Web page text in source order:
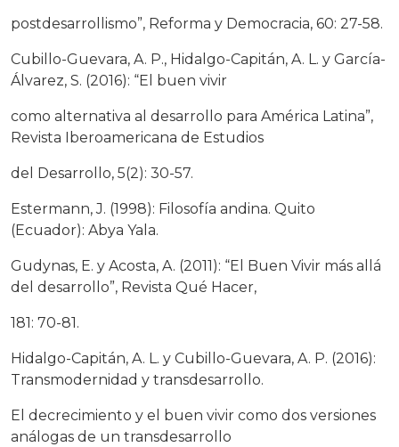
postdesarrollismo”, Reforma y Democracia, 60: 27-58.
Cubillo-Guevara, A. P., Hidalgo-Capitán, A. L. y García-
Álvarez, S. (2016): “El buen vivir
como alternativa al desarrollo para América Latina”,
Revista Iberoamericana de Estudios
del Desarrollo, 5(2): 30-57.
Estermann, J. (1998): Filosofía andina. Quito
(Ecuador): Abya Yala.
Gudynas, E. y Acosta, A. (2011): “El Buen Vivir más allá
del desarrollo”, Revista Qué Hacer,
181: 70-81.
Hidalgo-Capitán, A. L. y Cubillo-Guevara, A. P. (2016):
Transmodernidad y transdesarrollo.
El decrecimiento y el buen vivir como dos versiones
análogas de un transdesarrollo